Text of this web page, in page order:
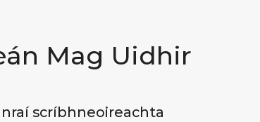
Mag Uidhir
scríbhneoireachta